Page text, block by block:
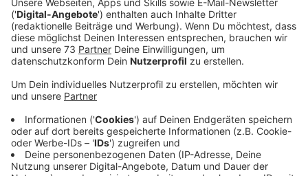
Zwischen den Regionen Nordrhein und Westfalen-
Lippe gibt es erhebliche Unterschiede im Umfang der
ärztlichen Versorgung. Während in Nordrhein auf
100.000 Einwohner etwa 240 Ärztinnen, Ärzte und
Lippe nur rund 204. Im Vergleich mit anderen
während Westfalen-Lippe auf dem drittletzten Platz
rangiert, wie aus einer Auswertung der
Kassenärztlichen Bundesvereinigung (KBV) hervorgeht,
die der Nachrichtenagentur dpa vorliegt.